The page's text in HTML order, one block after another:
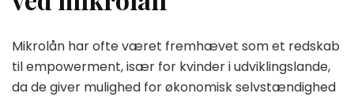
Mikrolån har ofte været fremhævet som et redskab
til empowerment, især for kvinder i udviklingslande,
da de giver mulighed for økonomisk selvstændighed